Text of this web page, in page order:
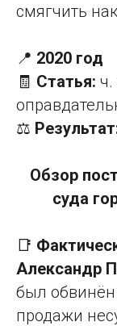
смягчить
📍 2020 год
🧾 Статья:
⚖️
Обзор
суда
📑
Александр
был
продажи